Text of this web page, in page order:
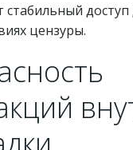
стабильный
цензуры.